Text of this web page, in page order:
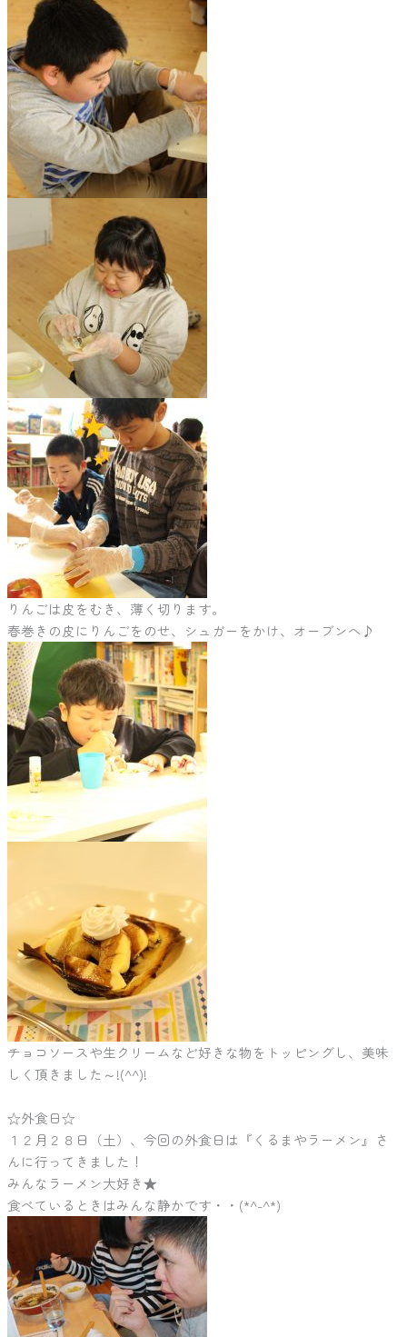
りんごは皮をむき、薄く切ります。
春巻きの皮にりんごをのせ、シュガーをかけ、オーブンへ♪
チョコソースや生クリームなど好きな物をトッピングし、美味
しく頂きました～!(^^)!
☆外食日☆
１２月２８日（土）、今回の外食日は『くるまやラーメン』さ
んに行ってきました！
みんなラーメン大好き★
食べているときはみんな静かです・・(*^-^*)